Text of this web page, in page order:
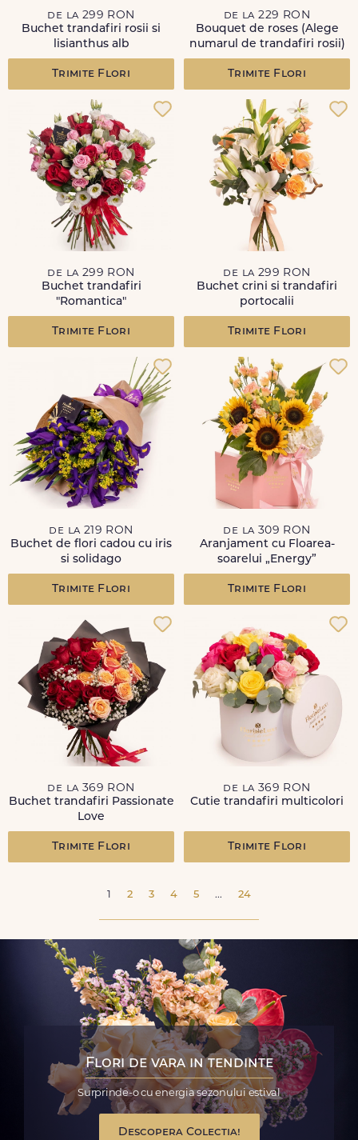
de la 299 RON
Buchet trandafiri rosii si
lisianthus alb
Trimite Flori
de la 229 RON
Bouquet de roses (Alege
numarul de trandafiri rosii)
Trimite Flori
de la 299 RON
Buchet trandafiri
"Romantica"
Trimite Flori
de la 299 RON
Buchet crini si trandafiri
portocalii
Trimite Flori
de la 219 RON
Buchet de flori cadou cu iris
si solidago
Trimite Flori
de la 309 RON
Aranjament cu Floarea-
soarelui „Energy”
Trimite Flori
de la 369 RON
Buchet trandafiri Passionate
Love
Trimite Flori
de la 369 RON
Cutie trandafiri multicolori
Trimite Flori
1 2 3 4 5 ... 24
Flori de vara in tendinte
Surprinde-o cu energia sezonului estival
Descopera Colectia!